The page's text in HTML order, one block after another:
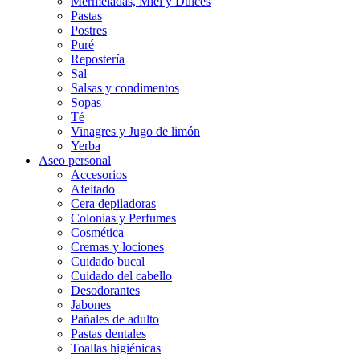
Pastas
Postres
Puré
Repostería
Sal
Salsas y condimentos
Sopas
Té
Vinagres y Jugo de limón
Yerba
Aseo personal
Accesorios
Afeitado
Cera depiladoras
Colonias y Perfumes
Cosmética
Cremas y lociones
Cuidado bucal
Cuidado del cabello
Desodorantes
Jabones
Pañales de adulto
Pastas dentales
Toallas higiénicas